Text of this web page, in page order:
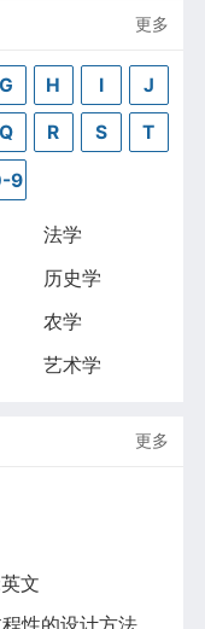
更多
G H I J
Q R S T
9
法学
历史学
农学
艺术学
更多
文
性的设计方法